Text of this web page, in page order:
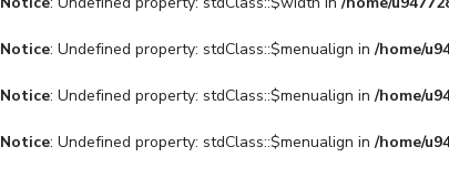
Notice: Undefined property: stdClass::$menualign in/home/
Notice: Undefined property: stdClass::$menualign in/home/
Notice: Undefined property: stdClass::$menualign in/home/